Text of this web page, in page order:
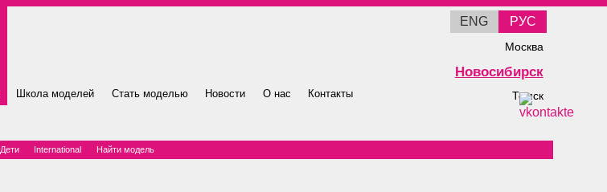
РУС
ENG
Москва
Новосибирск
Томск
Барнаул
Кемерово
Школа моделей Стать моделью Новости О нас Контакты
Дети International Найти модель